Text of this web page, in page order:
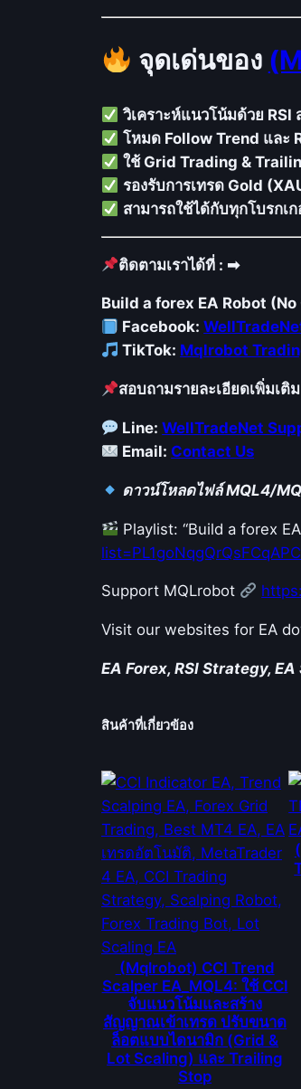
จุดเด่นของ
วิเคราะห์แนวโน้มด้วย RSI
โหมด Follow Trend และ
ใช้ Grid Trading &
รองรับการเทรด Gold
สามารถใช้ได้กับทุกโบรกเ
ติดตามเราได้ที่ : ➡
Build a forex EA Robot
Facebook:
TikTok: Mqlrobot
สอบถามรายละเอียดเพิ่มเติ
Line:WellTradeNet
Email: Contact Us
ดาวน์โหลดไฟล์ MQL4/
Playlist: “Build a forex
Support MQLrobot
Visit our websites for EA
EA Forex, RSI Strategy,
สินค้าที่เกี่ยวข้อง
(Mqlrobot) CCI Trend
Scalper EA_MQL4: ใช้ CCI
จับแนวโน้มและสร้าง
สัญญาณเข้าเทรด ปรับขนาด
ล็อตแบบไดนามิก (Grid &
Lot Scaling) และ Trailing
Stop